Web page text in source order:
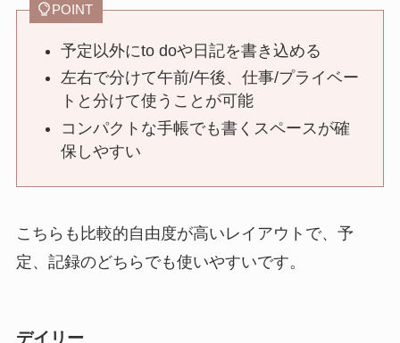
POINT
予定以外にto doや日記を書き込める
左右で分けて午前/午後、仕事/プライベー
トと分けて使うことが可能
コンパクトな手帳でも書くスペースが確
保しやすい
こちらも比較的自由度が高いレイアウトで、予
定、記録のどちらでも使いやすいです。
デイリー